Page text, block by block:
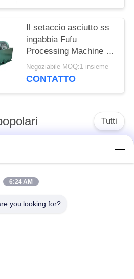
Il setaccio asciutto ss
ingabbia Fufu
Processing Machine di
pulizia 25t/H
Negoziabile MOQ:1 insieme
CONTATTO
Tutti
elaborazione della
farina della manioca
6:24 AM
you looking for?